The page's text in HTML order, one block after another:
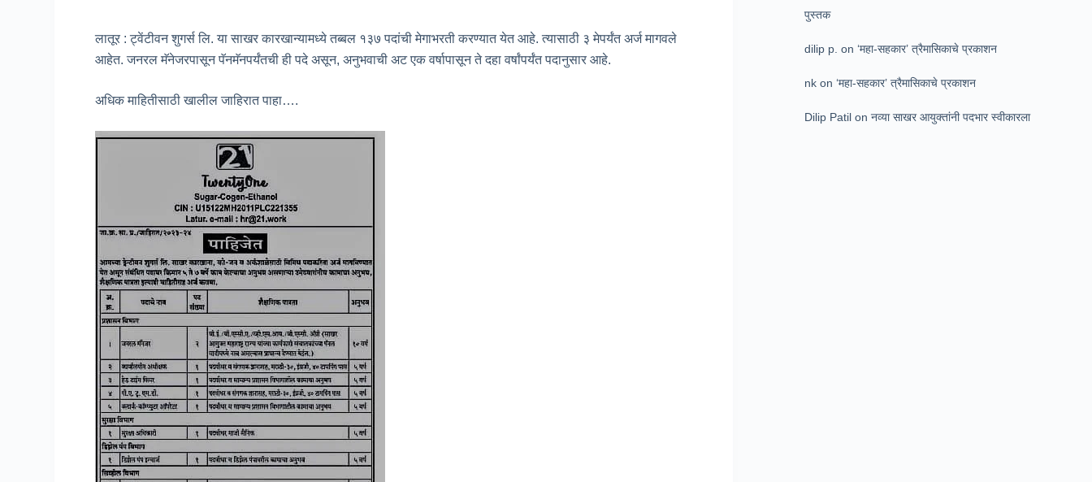
लातूर : ट्वेंटीवन शुगर्स लि. या साखर कारखान्यामध्ये तब्बल १३७ पदांची मेगाभरती करण्यात येत आहे. त्यासाठी ३ मेपर्यंत अर्ज मागवले
आहेत. जनरल मॅनेजरपासून पॅनमॅनपर्यंतची ही पदे असून, अनुभवाची अट एक वर्षापासून ते दहा वर्षांपर्यंत पदानुसार आहे.
अधिक माहितीसाठी खालील जाहिरात पाहा….
पुस्तक
dilip p. on‘महा-सहकार’ त्रैमासिकाचे प्रकाशन
nk on‘महा-सहकार’ त्रैमासिकाचे प्रकाशन
Dilip Patil onनव्या साखर आयुक्तांनी पदभार स्वीकारला